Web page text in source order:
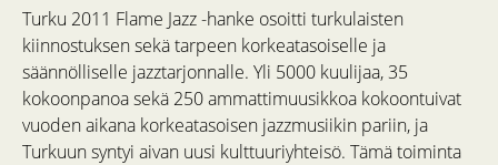
Turku 2011 Flame Jazz -hanke osoitti turkulaisten
kiinnostuksen sekä tarpeen korkeatasoiselle ja
säännölliselle jazztarjonnalle. Yli 5000 kuulijaa, 35
kokoonpanoa sekä 250 ammattimuusikkoa kokoontuivat
vuoden aikana korkeatasoisen jazzmusiikin pariin, ja
Turkuun syntyi aivan uusi kulttuuriyhteisö. Tämä toiminta